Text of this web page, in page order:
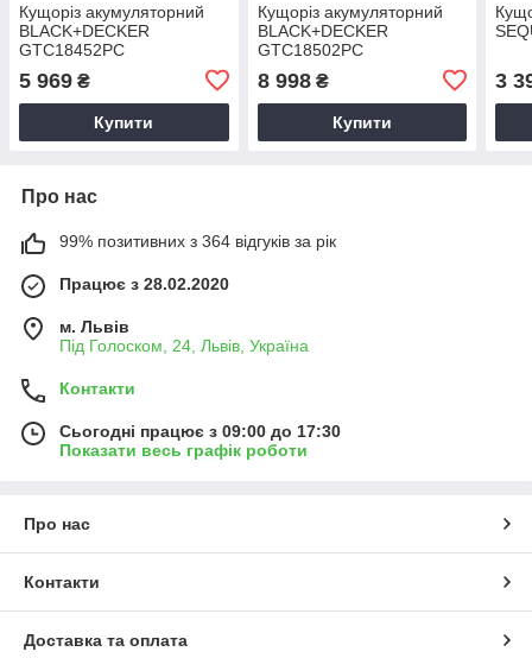
Кущоріз акумуляторний
BLACK+DECKER
GTC18452PC
5 969 ₴
Купити
Кущоріз акумуляторний
BLACK+DECKER
GTC18502PC
8 998₴
Купити
3
Про нас
99% позитивних з 364 відгуків за рік
Працює з 28.02.2020
м. Львів
Під Голоском, 24, Львів, Україна
Контакти
Сьогодні працює з 09:00 до 17:30
Показати весь графік роботи
Про нас
Контакти
Доставка та оплата